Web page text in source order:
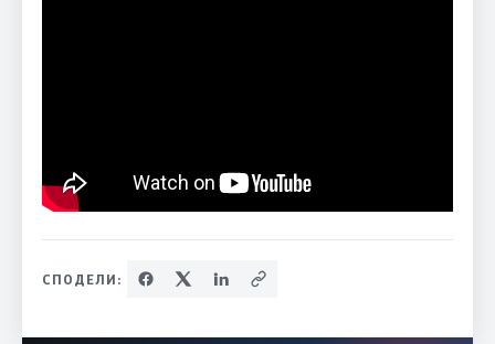
СПОДЕЛИ: